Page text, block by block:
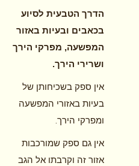
הדרך הטבעית לסיוע
בכאבים ובעיות באזור
המפשעה, מפרקי הירך
ושרירי הירך.
אין ספק בשכיחותן של
בעיות באזורי המפשעה
ומפרקי הירך.
אין גם ספק שמורכבות
אזור זה וקרבתו אל הגב